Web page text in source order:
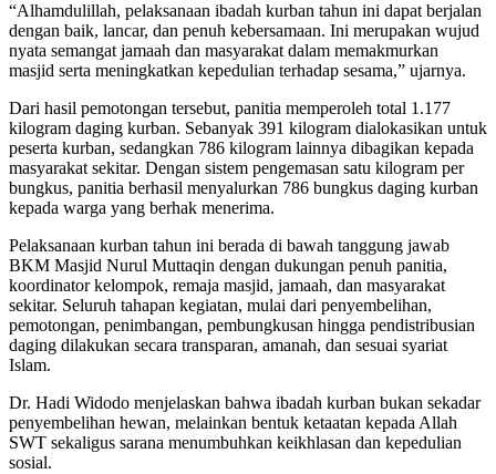
“Alhamdulillah, pelaksanaan ibadah kurban tahun ini dapat berjalan
dengan baik, lancar, dan penuh kebersamaan. Ini merupakan wujud
nyata semangat jamaah dan masyarakat dalam memakmurkan
masjid serta meningkatkan kepedulian terhadap sesama,” ujarnya.
Dari hasil pemotongan tersebut, panitia memperoleh total 1.177
kilogram daging kurban. Sebanyak 391 kilogram dialokasikan untuk
peserta kurban, sedangkan 786 kilogram lainnya dibagikan kepada
masyarakat sekitar. Dengan sistem pengemasan satu kilogram per
bungkus, panitia berhasil menyalurkan 786 bungkus daging kurban
kepada warga yang berhak menerima.
Pelaksanaan kurban tahun ini berada di bawah tanggung jawab
BKM Masjid Nurul Muttaqin dengan dukungan penuh panitia,
koordinator kelompok, remaja masjid, jamaah, dan masyarakat
sekitar. Seluruh tahapan kegiatan, mulai dari penyembelihan,
pemotongan, penimbangan, pembungkusan hingga pendistribusian
daging dilakukan secara transparan, amanah, dan sesuai syariat
Islam.
Dr. Hadi Widodo menjelaskan bahwa ibadah kurban bukan sekadar
penyembelihan hewan, melainkan bentuk ketaatan kepada Allah
SWT sekaligus sarana menumbuhkan keikhlasan dan kepedulian
sosial.